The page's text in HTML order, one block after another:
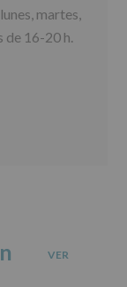
lunes, martes,
de 16-20 h.
VER